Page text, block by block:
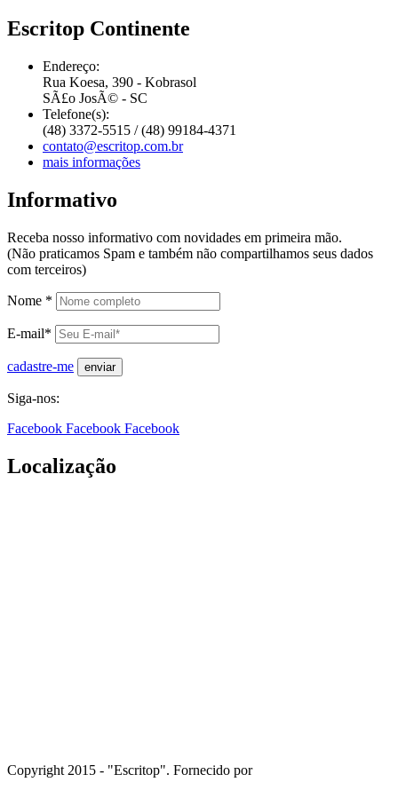
Escritop Continente
Endereço:
Rua Koesa, 390 - Kobrasol
SÃ£o JosÃ© - SC
Telefone(s):
(48) 3372-5515 / (48) 99184-4371
contato@escritop.com.br
mais informações
Informativo
Receba nosso informativo com novidades em primeira mão.
(Não praticamos Spam e também não compartilhamos seus dados
com terceiros)
Nome *
E-mail*
cadastre-me
Siga-nos:
Facebook Facebook Facebook
Localização
Copyright 2015 - "Escritop". Fornecido por